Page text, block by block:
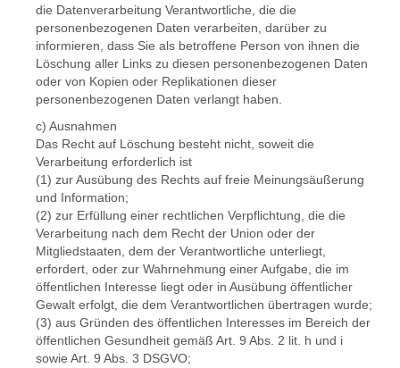
die Datenverarbeitung Verantwortliche, die die
personenbezogenen Daten verarbeiten, darüber zu
informieren, dass Sie als betroffene Person von ihnen die
Löschung aller Links zu diesen personenbezogenen Daten
oder von Kopien oder Replikationen dieser
personenbezogenen Daten verlangt haben.
c) Ausnahmen
Das Recht auf Löschung besteht nicht, soweit die
Verarbeitung erforderlich ist
(1) zur Ausübung des Rechts auf freie Meinungsäußerung
und Information;
(2) zur Erfüllung einer rechtlichen Verpflichtung, die die
Verarbeitung nach dem Recht der Union oder der
Mitgliedstaaten, dem der Verantwortliche unterliegt,
erfordert, oder zur Wahrnehmung einer Aufgabe, die im
öffentlichen Interesse liegt oder in Ausübung öffentlicher
Gewalt erfolgt, die dem Verantwortlichen übertragen wurde;
(3) aus Gründen des öffentlichen Interesses im Bereich der
öffentlichen Gesundheit gemäß Art. 9 Abs. 2 lit. h und i
sowie Art. 9 Abs. 3 DSGVO;